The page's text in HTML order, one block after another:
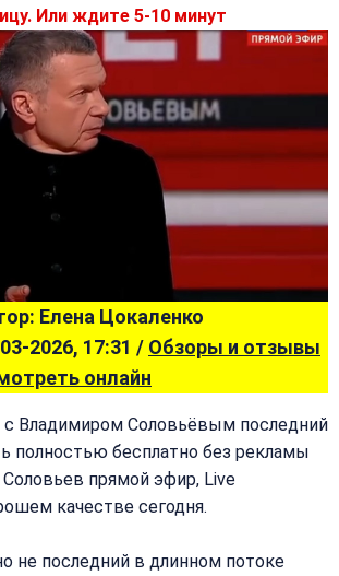
Или ждите 5-10 минут
Елена Цокаленко
2026, 17:31 / Обзоры и отзывы
онлайн
с Владимиром Соловьёвым последний
полностью бесплатно без рекламы
Соловьев прямой эфир, Live
качестве сегодня.
не последний в длинном потоке